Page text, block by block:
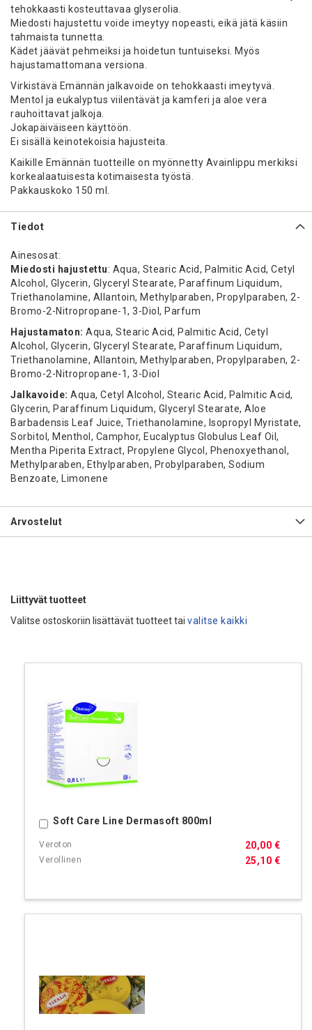
tehokkaasti kosteuttavaa glyserolia.
Miedosti hajustettu voide imeytyy nopeasti, eikä jätä käsiin
tahmaista tunnetta.
Kädet jäävät pehmeiksi ja hoidetun tuntuiseksi. Myös
hajustamattomana versiona.
Virkistävä Emännän jalkavoide on tehokkaasti imeytyvä.
Mentol ja eukalyptus viilentävät ja kamferi ja aloe vera
rauhoittavat jalkoja.
Jokapäiväiseen käyttöön.
Ei sisällä keinotekoisia hajusteita.
Kaikille Emännän tuotteille on myönnetty Avainlippu merkiksi
korkealaatuisesta kotimaisesta työstä.
Pakkauskoko 150 ml.
Tiedot
Ainesosat:
Miedosti hajustettu: Aqua, Stearic Acid, Palmitic Acid, Cetyl
Alcohol, Glycerin, Glyceryl Stearate, Paraffinum Liquidum,
Triethanolamine, Allantoin, Methylparaben, Propylparaben, 2-
Bromo-2-Nitropropane-1, 3-Diol, Parfum
Hajustamaton: Aqua, Stearic Acid, Palmitic Acid, Cetyl
Alcohol, Glycerin, Glyceryl Stearate, Paraffinum Liquidum,
Triethanolamine, Allantoin, Methylparaben, Propylparaben, 2-
Bromo-2-Nitropropane-1, 3-Diol
Jalkavoide: Aqua, Cetyl Alcohol, Stearic Acid, Palmitic Acid,
Glycerin, Paraffinum Liquidum, Glyceryl Stearate, Aloe
Barbadensis Leaf Juice, Triethanolamine, Isopropyl Myristate,
Sorbitol, Menthol, Camphor, Eucalyptus Globulus Leaf Oil,
Mentha Piperita Extract, Propylene Glycol, Phenoxyethanol,
Methylparaben, Ethylparaben, Probylparaben, Sodium
Benzoate, Limonene
Arvostelut
Liittyvät tuotteet
Valitse ostoskoriin lisättävät tuotteet tai valitse kaikki
Soft Care Line Dermasoft 800ml
25,10 €
20,00 €
Ostoskoriin